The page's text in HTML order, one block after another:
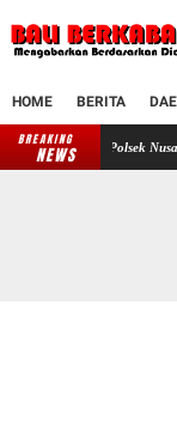
HOME BERITA
BREAKING
NEWS
Polsek Nusa Penida